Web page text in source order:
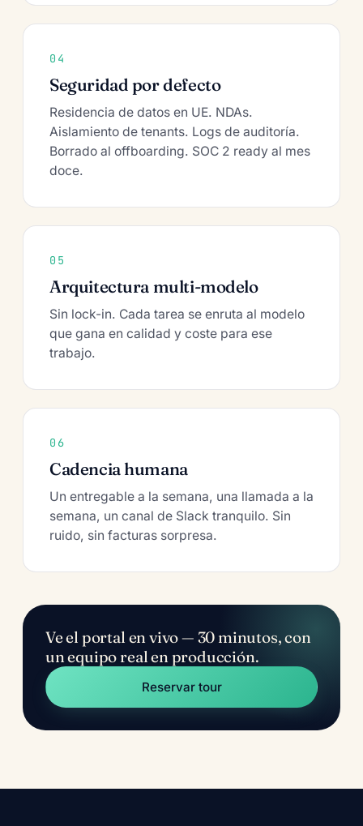
04
Seguridad por defecto
Residencia de datos en UE. NDAs.
Aislamiento de tenants. Logs de auditoría.
Borrado al offboarding. SOC 2 ready al mes
doce.
05
Arquitectura multi-modelo
Sin lock-in. Cada tarea se enruta al modelo
que gana en calidad y coste para ese
trabajo.
06
Cadencia humana
Un entregable a la semana, una llamada a la
semana, un canal de Slack tranquilo. Sin
ruido, sin facturas sorpresa.
Ve el portal en vivo — 30 minutos, con
un equipo real en producción.
Reservar tour